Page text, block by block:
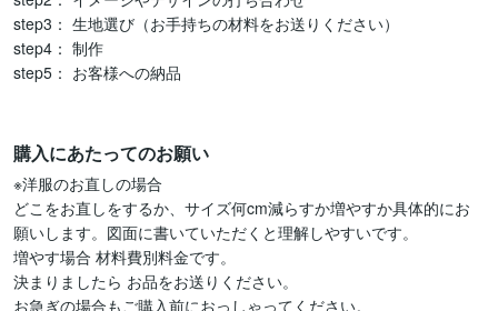
step3： 生地選び（お手持ちの材料をお送りください）
step4： 制作
step5： お客様への納品
購入にあたってのお願い
※洋服のお直しの場合
どこをお直しをするか、サイズ何cm減らすか増やすか具体的にお
願いします。図面に書いていただくと理解しやすいです。
増やす場合 材料費別料金です。
決まりましたら お品をお送りください。
お急ぎの場合もご購入前におっしゃってください。